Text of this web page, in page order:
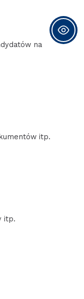
na
itp.
itp.